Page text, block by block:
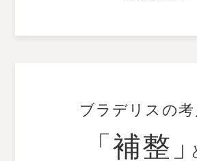
ブラデリスの考
「補整